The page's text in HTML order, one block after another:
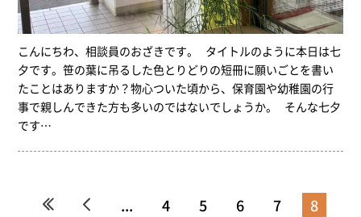
こんにちわ、相談員のおざきです。 タイトルのように本日は七
夕です。笹の葉に吊るした色とりどりの短冊に願いごとを書い
たことはありますか？物心ついた頃から、保育園や幼稚園の行
事で親しんできた方も多いのではないでしょうか。 そんな七夕
です…
« « ... 4 5 6 7 8